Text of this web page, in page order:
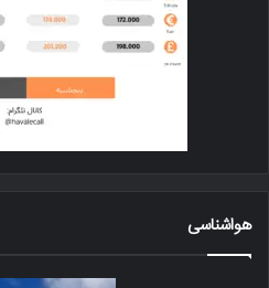
هواشناسی